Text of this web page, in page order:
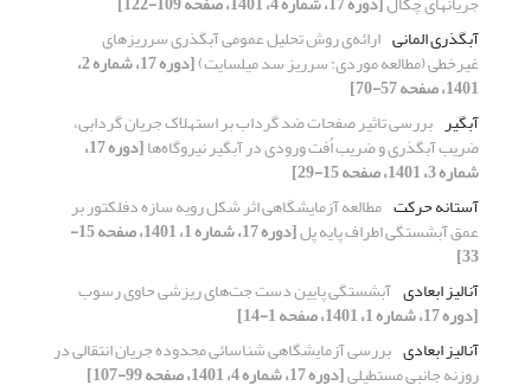
آبگذری المانی ارائه‌ی روش تحلیل عمومی آبگذری سرریزهای
غیرخطی (مطالعه موردی: سرریز سد میلسایت) [دوره 17، شماره 2،
1401، صفحه 57-70]
آبگیر بررسی تاثیر صفحات ضد گرداب بر استهلاک جریان گردابی،
ضریب آبگذری و ضریب اُفت ورودی در آبگیر نیروگاه‌ها [دوره 17،
شماره 3، 1401، صفحه 15-29]
آستانه حرکت مطالعه آزمایشگاهی اثر شکل رویه سازه دفلکتور بر
عمق آبشستگی اطراف پایه پل [دوره 17، شماره 1، 1401، صفحه 15-
33]
آنالیز ابعادی آبشستگی پایین دست جت‌های ریزشی حاوی رسوب
[دوره 17، شماره 1، 1401، صفحه 1-14]
آنالیز ابعادی بررسی آزمایشگاهی شناسائی محدوده جریان انتقالی در
روزنه جانبی مستطیلی[دوره 17، شماره 4، 1401، صفحه 99-107]